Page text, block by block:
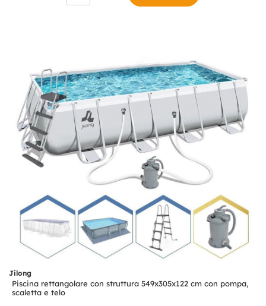
Jilong
Piscina rettangolare con struttura 549x305x122 cm con pompa,
scaletta e telo